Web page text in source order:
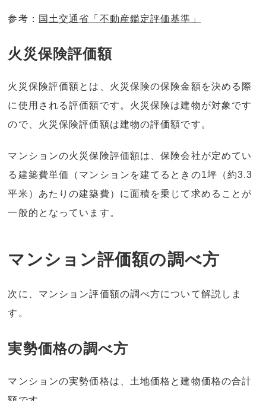
参考： 国土交通省「不動産鑑定評価基準」
火災保険評価額
火災保険評価額とは、火災保険の保険金額を決める際
に使用される評価額です。火災保険は建物が対象です
ので、火災保険評価額は建物の評価額です。
マンションの火災保険評価額は、保険会社が定めてい
る建築費単価（マンションを建てるときの1坪（約3.3
平米）あたりの建築費）に面積を乗じて求めることが
一般的となっています。
マンション評価額の調べ方
次に、マンション評価額の調べ方について解説しま
す。
実勢価格の調べ方
マンションの実勢価格は、土地価格と建物価格の合計